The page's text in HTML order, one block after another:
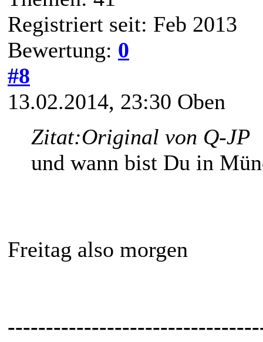
Registriert seit: Feb 2013
Bewertung: 0
#8
13.02.2014, 23:30 Oben
Zitat:Original von Q-JP
und wann bist Du in
Freitag also morgen